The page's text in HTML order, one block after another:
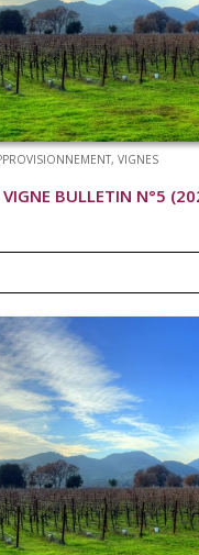
, VIGNES
VIGNE BULLETIN N°5